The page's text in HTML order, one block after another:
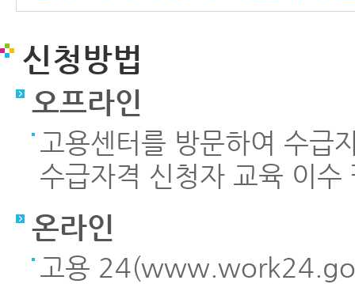
신청방법
오프라인
고용센터를 방문하여 수급
수급자격 신청자 교육 이수
온라인
고용